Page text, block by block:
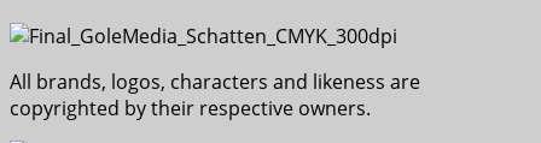
All brands, logos, characters and likeness are
copyrighted by their respective owners.